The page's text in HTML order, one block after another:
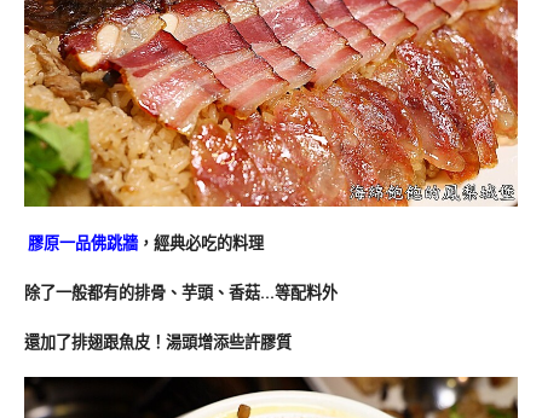
膠原一品佛跳牆，經典必吃的料理
除了一般都有的排骨、芋頭、香菇…等配料外
還加了排翅跟魚皮！湯頭增添些許膠質